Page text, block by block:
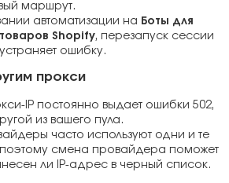
маршрут.
автоматизации на Боты для
Shopify, перезапуск сессии
ошибку.
прокси
IP постоянно выдает ошибки 502,
из вашего пула.
часто используют одни и те
смена провайдера поможет
ли IP-адрес в черный список.